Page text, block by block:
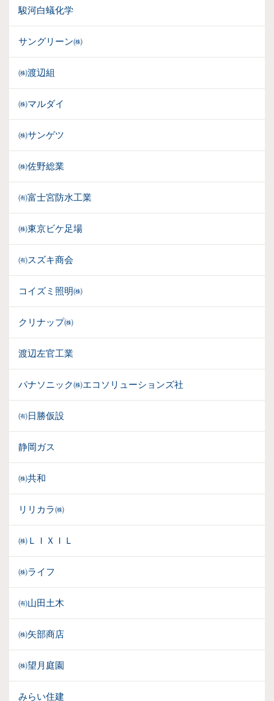
駿河白蟻化学
サングリーン㈱
㈱渡辺組
㈱マルダイ
㈱サンゲツ
㈱佐野総業
㈲富士宮防水工業
㈱東京ビケ足場
㈲スズキ商会
コイズミ照明㈱
クリナップ㈱
渡辺左官工業
パナソニック㈱エコソリューションズ社
㈲日勝仮設
静岡ガス
㈱共和
リリカラ㈱
㈱ＬＩＸＩＬ
㈱ライフ
㈲山田土木
㈱矢部商店
㈱望月庭園
みらい住建